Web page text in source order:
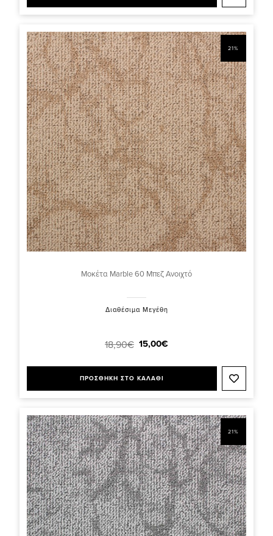
21%
Μοκέτα Marble 60 Μπεζ Ανοιχτό
Διαθέσιμα Μεγέθη
18,90€ 15,00€
ΠΡΟΣΘΗΚΗ ΣΤΟ ΚΑΛΑΘΙ
21%